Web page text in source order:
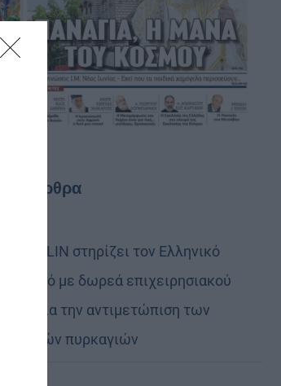
άρθρα
MERLIN στηρίζει τον Ελληνικό
Σταυρό με δωρεά επιχειρησιακού
για την αντιμετώπιση των
πυρκαγιών